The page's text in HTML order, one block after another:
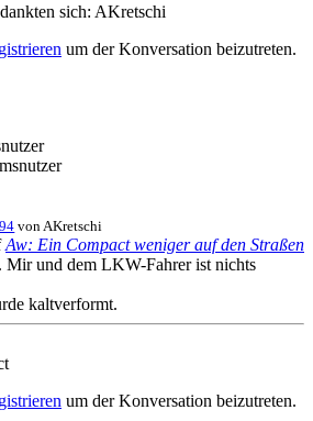
sich: AKretschi
um der Konversation beizutreten.
von AKretschi
Aw: Ein Compact weniger auf den Straßen
Mir und dem LKW-Fahrer ist nichts
kaltverformt.
um der Konversation beizutreten.